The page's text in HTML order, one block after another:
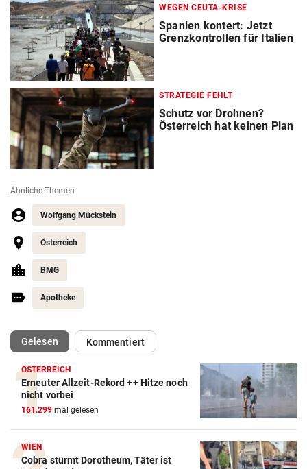
WEGEN CEUTA-KRISE
Spanien kontert: Jetzt
Grenzkontrollen für Italien
STRATEGIE FEHLT
Schutz vor Drohnen?
Österreich hat keinen Plan
Ähnliche Themen
Wolfgang Mückstein
Österreich
BMG
Apotheke
Gelesen(ausgewählt)Kommentiert
ÖSTERREICH
Erneuter Allzeit-Rekord ++ Hitze noch
nicht vorbei
161.299 mal gelesen
WIEN
Cobra stürmt Dorotheum, Täter ist